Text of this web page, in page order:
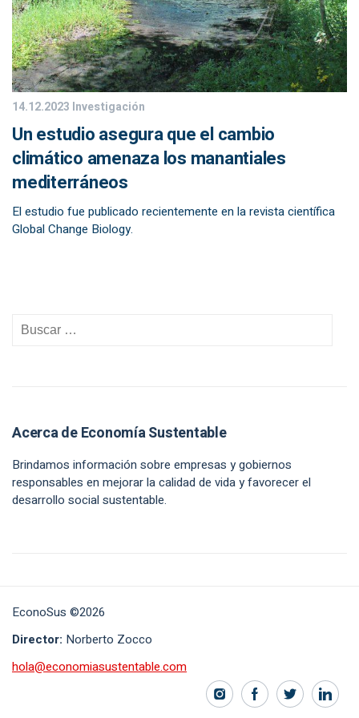
14.12.2023 Investigación
Un estudio asegura que el cambio
climático amenaza los manantiales
mediterráneos
El estudio fue publicado recientemente en la revista científica
Global Change Biology.
Acerca de Economía Sustentable
Brindamos información sobre empresas y gobiernos
responsables en mejorar la calidad de vida y favorecer el
desarrollo social sustentable.
EconoSus ©2026
Director: Norberto Zocco
hola@economiasustentable.com